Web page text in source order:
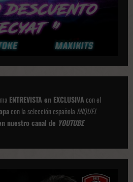
ENTREVISTA en EXCLUSIVAcon el
con la selección española MIQUEL
nuestro canal de YOUTUBE